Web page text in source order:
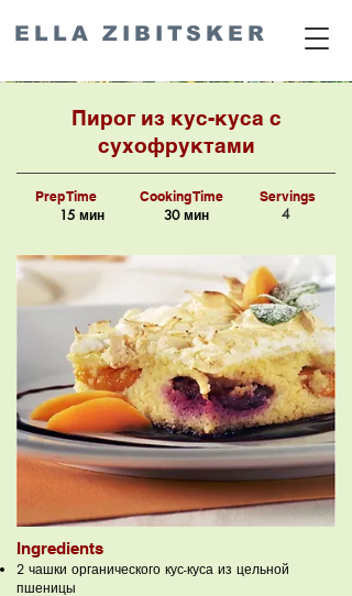
ELLA ZIBITSKER
Пирог из кус-куса с
сухофруктами
Prep Time
15 мин
Cooking Time
30 мин
Servings
4
Ingredients
2 чашки органического кус-куса из цельной
пшеницы